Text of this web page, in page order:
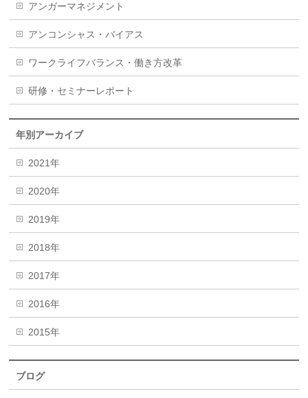
アンガーマネジメント
アンコンシャス・バイアス
ワークライフバランス・働き方改革
研修・セミナーレポート
年別アーカイブ
2021年
2020年
2019年
2018年
2017年
2016年
2015年
ブログ